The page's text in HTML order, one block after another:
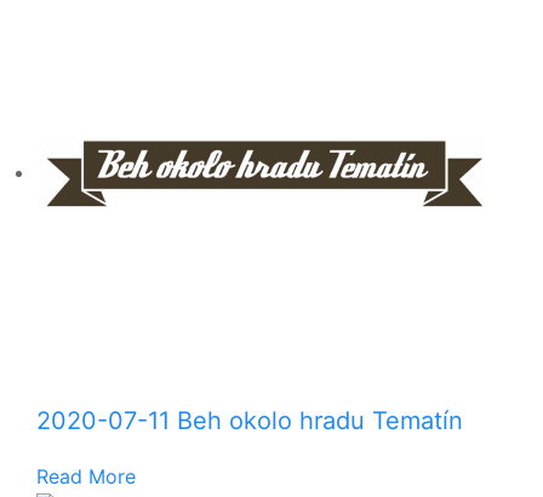
2020-07-11 Beh okolo hradu Tematín
Read More